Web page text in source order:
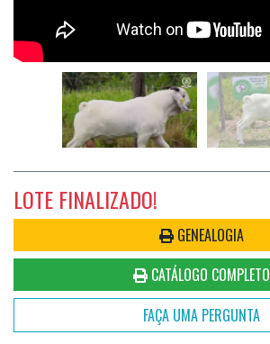
LOTE FINALIZADO!
GENEALOGIA
CATÁLOGO COMPLETO
FAÇA UMA PERGUNTA